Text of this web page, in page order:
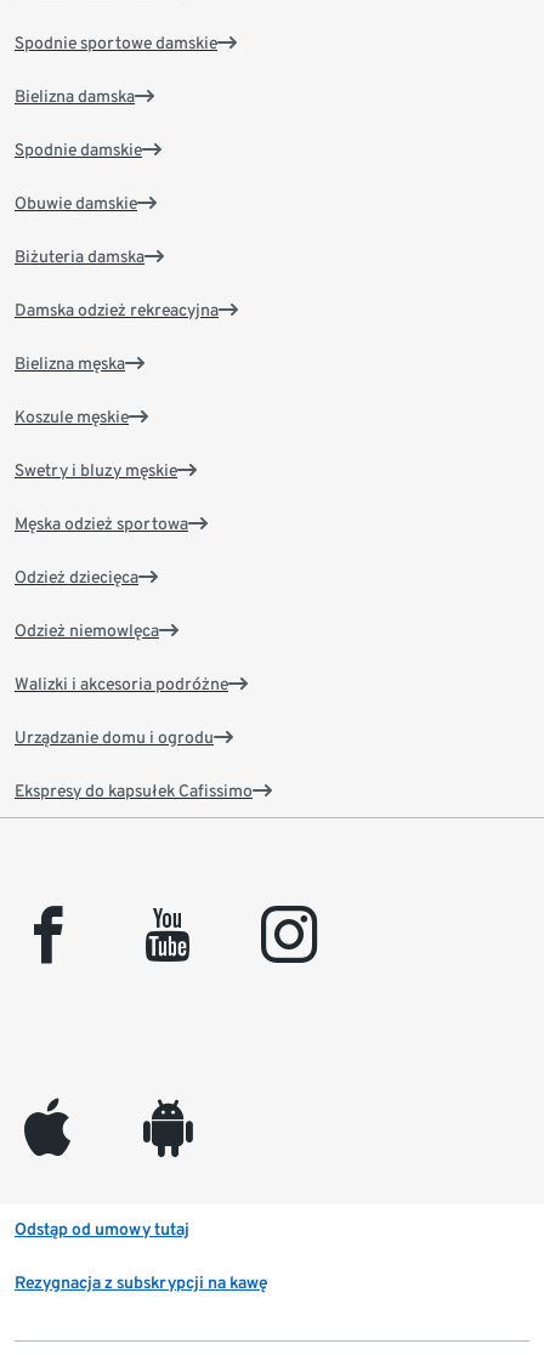
Spodnie sportowe damskie
Bielizna damska
Spodnie damskie
Obuwie damskie
Biżuteria damska
Damska odzież rekreacyjna
Bielizna męska
Koszule męskie
Swetry i bluzy męskie
Męska odzież sportowa
Odzież dziecięca
Odzież niemowlęca
Walizki i akcesoria podróżne
Urządzanie domu i ogrodu
Ekspresy do kapsułek Cafissimo
facebook youtube instagram
appleinc android
Odstąp od umowy tutaj
Rezygnacja z subskrypcji na kawę